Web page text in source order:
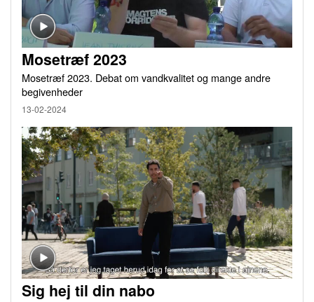
Mosetræf 2023
Mosetræf 2023. Debat om vandkvalitet og mange andre
begivenheder
13-02-2024
Sig hej til din nabo